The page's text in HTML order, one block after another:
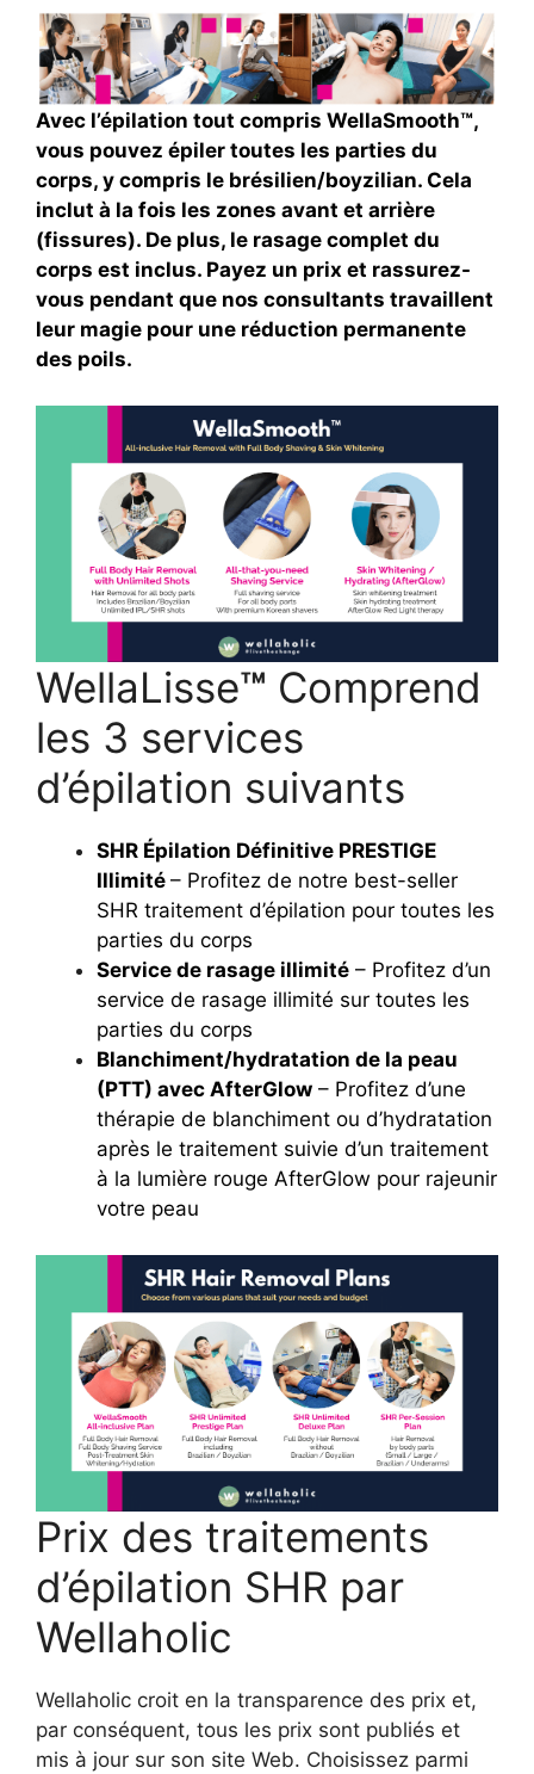
Avec l’épilation tout compris WellaSmooth™,
vous pouvez épiler toutes les parties du
corps, y compris le brésilien/boyzilian. Cela
inclut à la fois les zones avant et arrière
(fissures). De plus, le rasage complet du
corps est inclus. Payez un prix et rassurez-
vous pendant que nos consultants travaillent
leur magie pour une réduction permanente
des poils.
WellaLisse™ Comprend
les 3 services
d’épilation suivants
SHR Épilation Définitive PRESTIGE
Illimité – Profitez de notre best-seller
SHR traitement d’épilation pour toutes les
parties du corps
Service de rasage illimité – Profitez d’un
service de rasage illimité sur toutes les
parties du corps
Blanchiment/hydratation de la peau
(PTT) avec AfterGlow – Profitez d’une
thérapie de blanchiment ou d’hydratation
après le traitement suivie d’un traitement
à la lumière rouge AfterGlow pour rajeunir
votre peau
Prix ​​des traitements
d’épilation SHR par
Wellaholic
Wellaholic croit en la transparence des prix et,
par conséquent, tous les prix sont publiés et
mis à jour sur son site Web. Choisissez parmi